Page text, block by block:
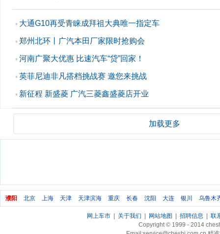
▪ 大通G10再受青睐成拜祖大典唯一指定车
▪ 郑州北环丨广汽本田厂家限时抢购会
▪ 河南广聚大优惠 比速汽车“贷”回家！
▪ 英菲尼迪非凡搭档挑战赛 邀您来挑战
▪ 新征程 新盛菱 广汽三菱鑫盛菱店开业
加载更多
濮阳 北京 上海 天津 天津滨海 重庆 长春 沈阳 大连 银川 乌鲁木
网上车市| 关于我们 网站地图 招聘信息
联
Copyright © 1999 - 2014